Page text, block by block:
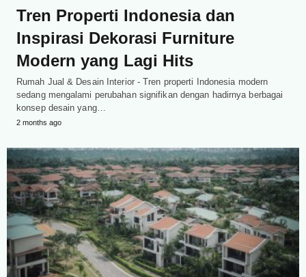
Tren Properti Indonesia dan
Inspirasi Dekorasi Furniture
Modern yang Lagi Hits
Rumah Jual & Desain Interior - Tren properti Indonesia modern
sedang mengalami perubahan signifikan dengan hadirnya berbagai
konsep desain yang…
2 months ago